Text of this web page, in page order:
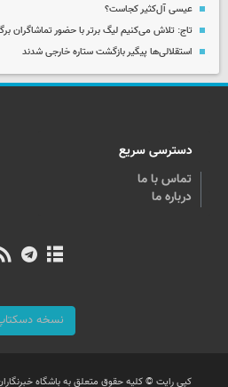
عیسی آل‌کثیر کجاست؟
تاج: تلاش می‌کنیم لیگ برتر با حضور تماشاگران
استقلالی‌ها پیگیر بازگشت ستاره خارجی شدند
دسترسی سریع
تماس با ما
درباره ما
نسخه
کپی رایت © کلیه حقوق متعلق به باشگاه